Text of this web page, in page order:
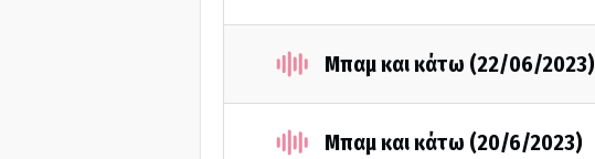
Μπαμ και κάτω (22/06/2023)
Μπαμ και κάτω (20/6/2023)